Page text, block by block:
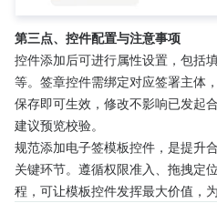
第三点、控件配置与注意事项
控件添加后可进行属性设置，包括
等。签章控件需绑定对应签署主体
保存即可生效，修改不影响已发起
建议预览校验。
规范添加电子签模板控件，是提升
关键环节。遵循权限准入、拖拽定
程，可让模板控件发挥最大价值，